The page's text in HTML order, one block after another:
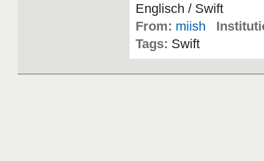
Englisch / Swift
From: miish
Tags: Swift